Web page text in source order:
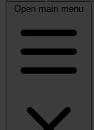
Open main menu